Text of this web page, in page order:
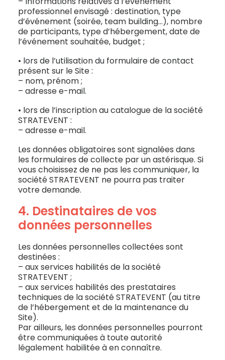
professionnel envisagé : destination, type
d’événement (soirée, team building…), nombre
de participants, type d’hébergement, date de
l’événement souhaitée, budget ;
• lors de l’utilisation du formulaire de contact
présent sur le Site :
– nom, prénom ;
– adresse e-mail.
• lors de l’inscription au catalogue de la société
STRATEVENT :
– adresse e-mail.
Les données obligatoires sont signalées dans
les formulaires de collecte par un astérisque. Si
vous choisissez de ne pas les communiquer, la
société STRATEVENT ne pourra pas traiter
votre demande.
4. Destinataires de vos
données personnelles
Les données personnelles collectées sont
destinées :
– aux services habilités de la société
STRATEVENT ;
– aux services habilités des prestataires
techniques de la société STRATEVENT (au titre
de l’hébergement et de la maintenance du
Site).
Par ailleurs, les données personnelles pourront
être communiquées à toute autorité
légalement habilitée à en connaître.